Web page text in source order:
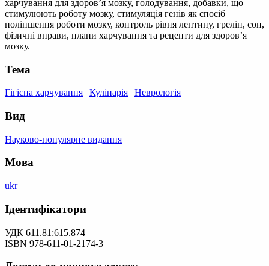
харчування для здоров’я мозку, голодування, добавки, що
стимулюють роботу мозку, стимуляція генів як спосіб
поліпшення роботи мозку, контроль рівня лептину, грелін, сон,
фізичні вправи, плани харчування та рецепти для здоров’я
мозку.
Тема
Гігієна харчування | Кулінарія | Неврологія
Вид
Науково-популярне видання
Мова
ukr
Ідентифікатори
УДК 611.81:615.874
ISBN 978-611-01-2174-3